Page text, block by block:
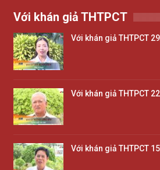
Với khán giả THTPCT
Với khán giả THTPCT
Với khán giả THTPCT
Với khán giả THTPCT